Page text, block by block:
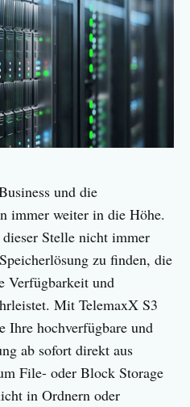
und die
immer weiter in die Höhe.
Stelle nicht immer
zu finden, die
Verfügbarkeit und
Mit TelemaxX S3
Ihre hochverfügbare und
ab sofort direkt aus
File- oder Block Storage
in Ordnern oder